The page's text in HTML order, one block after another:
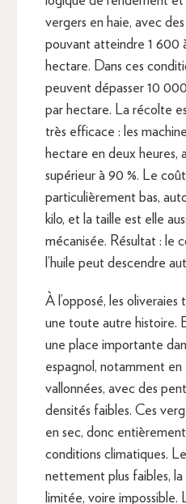
vergers en haie, avec
pouvant atteindre 1 600
hectare. Dans ces
peuvent dépasser 10
par hectare. La récolte
très efficace : les
hectare en deux heures,
supérieur à 90 %. Le
particulièrement bas,
kilo, et la taille est elle
mécanisée. Résultat : le
l’huile peut descendre
À l’opposé, les
une toute autre histoire.
une place importante
espagnol, notamment en
vallonnées, avec des
densités faibles. Ces
en sec, donc
conditions climatiques.
nettement plus faibles,
limitée, voire impossible.